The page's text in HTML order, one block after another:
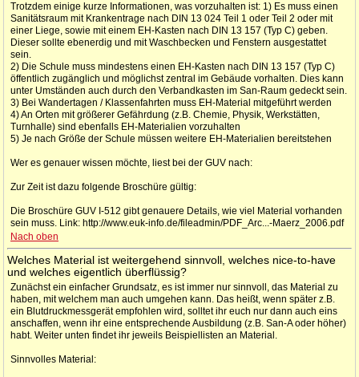
Trotzdem einige kurze Informationen, was vorzuhalten ist: 1) Es muss einen
Sanitätsraum mit Krankentrage nach DIN 13 024 Teil 1 oder Teil 2 oder mit
einer Liege, sowie mit einem EH-Kasten nach DIN 13 157 (Typ C) geben.
Dieser sollte ebenerdig und mit Waschbecken und Fenstern ausgestattet
sein.
2) Die Schule muss mindestens einen EH-Kasten nach DIN 13 157 (Typ C)
öffentlich zugänglich und möglichst zentral im Gebäude vorhalten. Dies kann
unter Umständen auch durch den Verbandkasten im San-Raum gedeckt sein.
3) Bei Wandertagen / Klassenfahrten muss EH-Material mitgeführt werden
4) An Orten mit größerer Gefährdung (z.B. Chemie, Physik, Werkstätten,
Turnhalle) sind ebenfalls EH-Materialien vorzuhalten
5) Je nach Größe der Schule müssen weitere EH-Materialien bereitstehen
Wer es genauer wissen möchte, liest bei der GUV nach:
Zur Zeit ist dazu folgende Broschüre gültig:
Die Broschüre GUV I-512 gibt genauere Details, wie viel Material vorhanden
sein muss. Link: http://www.euk-info.de/fileadmin/PDF_Arc...-Maerz_2006.pdf
Nach oben
Welches Material ist weitergehend sinnvoll, welches nice-to-have
und welches eigentlich überflüssig?
Zunächst ein einfacher Grundsatz, es ist immer nur sinnvoll, das Material zu
haben, mit welchem man auch umgehen kann. Das heißt, wenn später z.B.
ein Blutdruckmessgerät empfohlen wird, solltet ihr euch nur dann auch eins
anschaffen, wenn ihr eine entsprechende Ausbildung (z.B. San-A oder höher)
habt. Weiter unten findet ihr jeweils Beispiellisten an Material.
Sinnvolles Material: